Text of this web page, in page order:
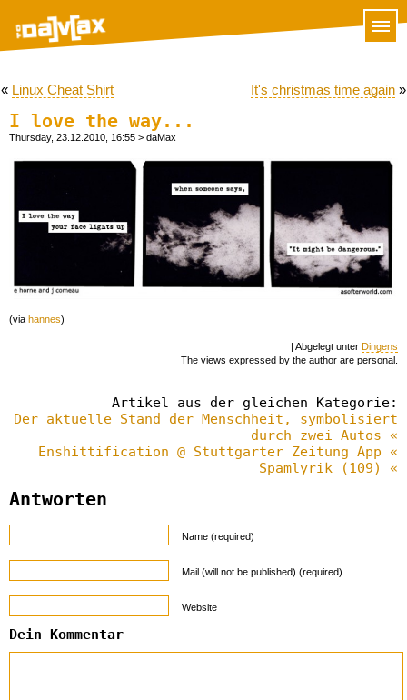
« Linux Cheat Shirt It's christmas time again »
I love the way...
Thursday, 23.12.2010, 16:55 > daMax
(via hannes)
| Abgelegt unter Dingens
The views expressed by the author are personal.
Artikel aus der gleichen Kategorie:
Der aktuelle Stand der Menschheit, symbolisiert
durch zwei Autos «
Enshittification @ Stuttgarter Zeitung Äpp «
Spamlyrik (109) «
Antworten
Name (required)
Mail (will not be published) (required)
Website
Dein Kommentar